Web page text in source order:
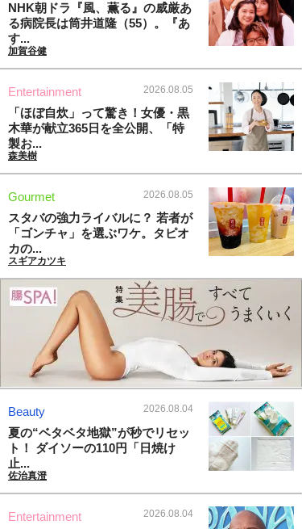
NHK朝ドラ『風、薫る』の威厳あ
る病院長は筒井道隆（55）。『あ
す...
加賀谷健
Entertainment 2026.08.05
「ほぼ自炊」って驚き！女優・黒
木華が献立365日を全公開、「特
製お...
森美樹
Gourmet 2026.08.05
スタバの強力ライバルに？ 若者が
「ゴンチャ」を選ぶワケ。タピオ
カの...
スギアカツキ
Beauty 2026.08.04
夏の“ベタベタ地獄”が秒でリセッ
ト！ ダイソーの110円「日焼け
止...
佐治真澄
Entertainment 2026.08.04